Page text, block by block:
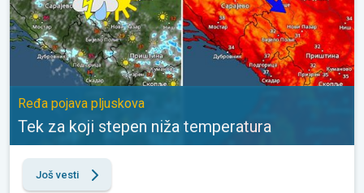
Ređa pojava pljuskova
Tek za koji stepen niža temperatura
Još vesti